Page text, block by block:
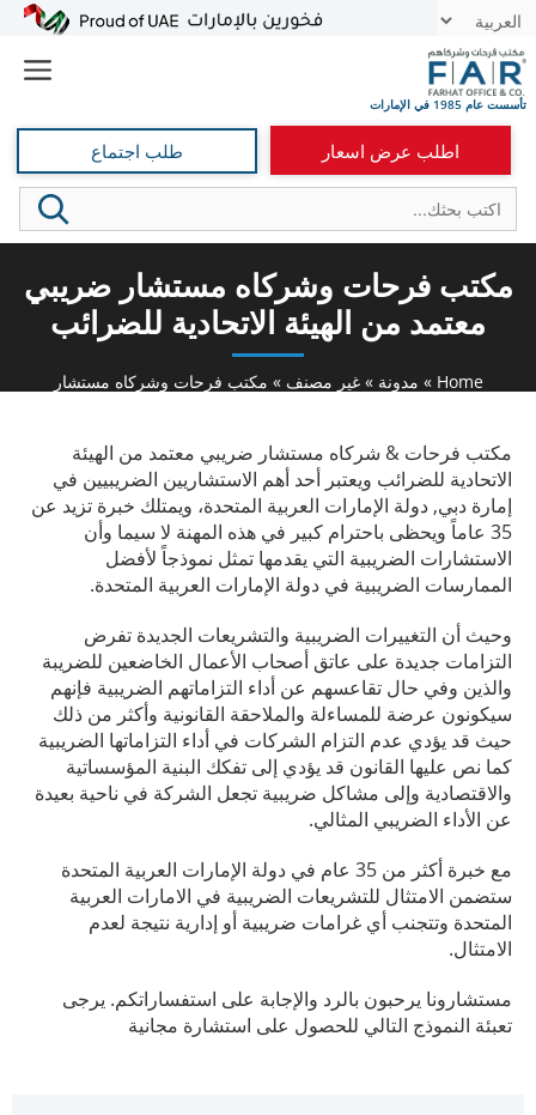
انتقل
المحتوى
اطلب عرض اسعار طلب اجتماع
مكتب فرحات وشركاه مستشار ضريبي
معتمد من الهيئة الاتحادية للضرائب
Home
» مدونة »غير مصنف » مكتب فرحات وشركاه مستشار
مكتب فرحات & شركاه مستشار ضريبي معتمد من الهيئة
الاتحادية للضرائب ويعتبر أحد أهم الاستشاريين الضريبيين في
إمارة دبي, دولة الإمارات العربية المتحدة، ويمتلك خبرة تزيد عن
35 عاماً ويحظى باحترام كبير في هذه المهنة لا سيما وأن
الاستشارات الضريبية التي يقدمها تمثل نموذجاً لأفضل
الممارسات الضريبية في دولة الإمارات العربية المتحدة.
وحيث أن التغييرات الضريبية والتشريعات الجديدة تفرض
التزامات جديدة على عاتق أصحاب الأعمال الخاضعين للضريبة
والذين وفي حال تقاعسهم عن أداء التزاماتهم الضريبية فإنهم
سيكونون عرضة للمساءلة والملاحقة القانونية وأكثر من ذلك
حيث قد يؤدي عدم التزام الشركات في أداء التزاماتها الضريبية
كما نص عليها القانون قد يؤدي إلى تفكك البنية المؤسساتية
والاقتصادية وإلى مشاكل ضريبية تجعل الشركة في ناحية بعيدة
عن الأداء الضريبي المثالي.
مع خبرة أكثر من 35 عام في دولة الإمارات العربية المتحدة
ستضمن الامتثال للتشريعات الضريبية في الامارات العربية
المتحدة وتتجنب أي غرامات ضريبية أو إدارية نتيجة لعدم
الامتثال.
مستشارونا يرحبون بالرد والإجابة على استفساراتكم. يرجى
تعبئة النموذج التالي للحصول على استشارة مجانية